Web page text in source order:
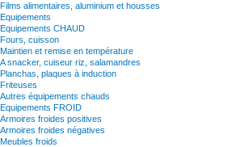
Films alimentaires, aluminium et housses
Equipements
Equipements CHAUD
Fours, cuisson
Maintien et remise en température
A snacker, cuiseur riz, salamandres
Planchas, plaques à induction
Friteuses
Autres équipements chauds
Equipements FROID
Armoires froides positives
Armoires froides négatives
Meubles froids